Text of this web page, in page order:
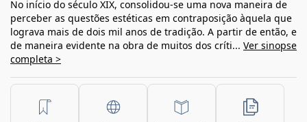
No início do século XIX, consolidou-se uma nova maneira de
perceber as questões estéticas em contraposição àquela que
lograva mais de dois mil anos de tradição. A partir de então, e
de maneira evidente na obra de muitos dos críti... Ver sinopse
completa >